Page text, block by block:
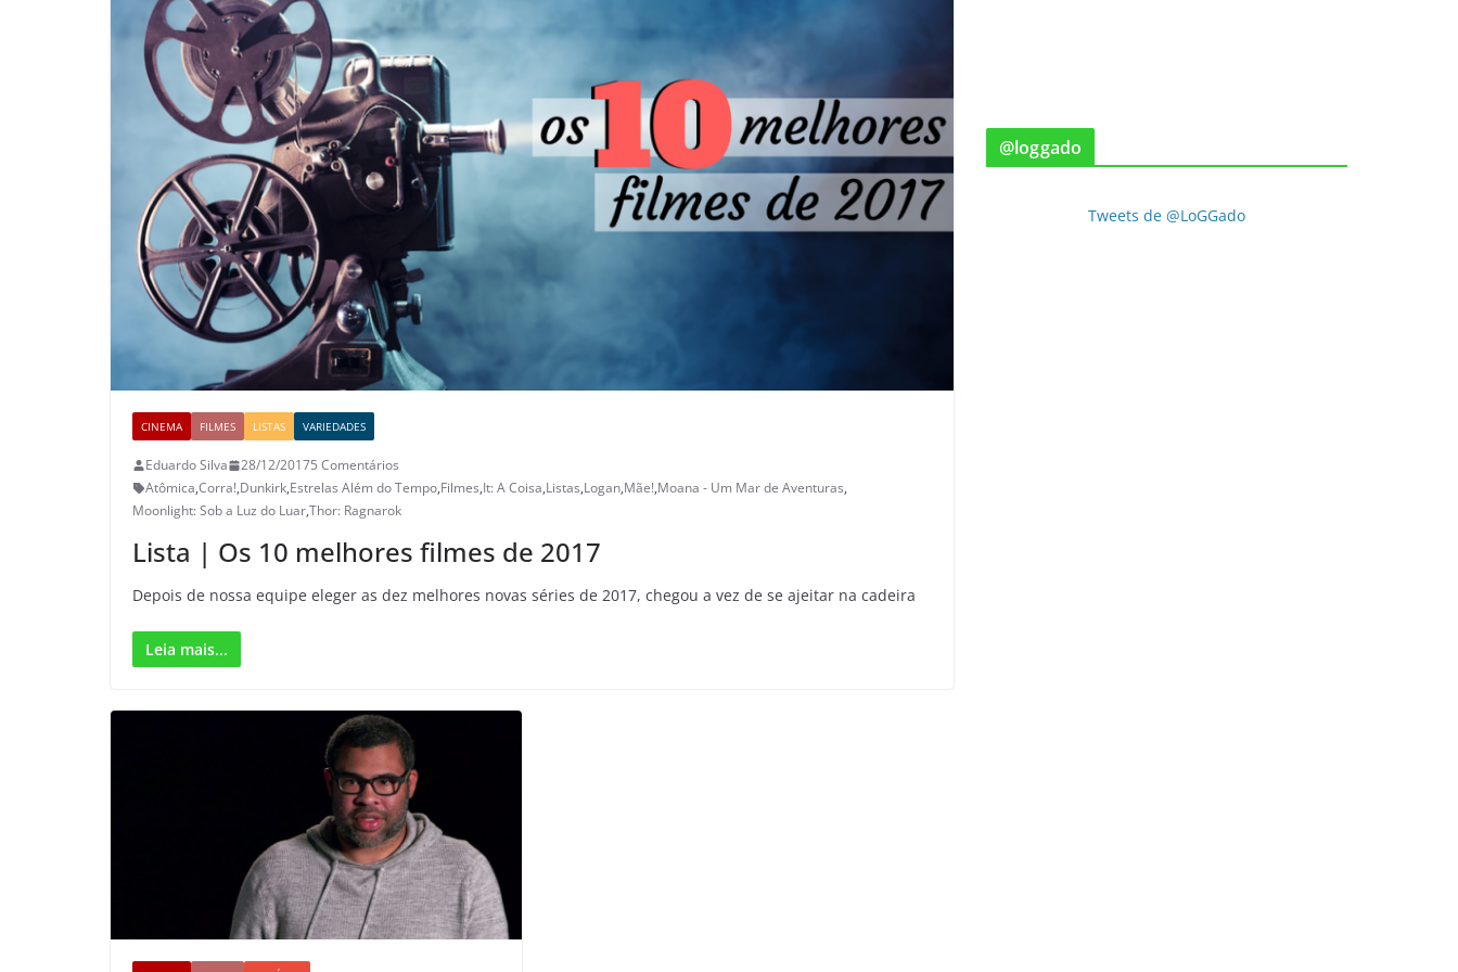
CINEMA FILMES LISTAS VARIEDADES
Eduardo Silva 28/12/20175 Comentários
Atômica,Corra!,Dunkirk,Estrelas Além do Tempo,Filmes,It: A Coisa,Listas,Logan,Mãe!,Moana - Um Mar de Aventuras,
Moonlight: Sob a Luz do Luar,Thor: Ragnarok
Lista | Os 10 melhores filmes de 2017
Depois de nossa equipe eleger as dez melhores novas séries de 2017, chegou a vez de se ajeitar na cadeira
Leia mais...
@loggado
Tweets de @LoGGado